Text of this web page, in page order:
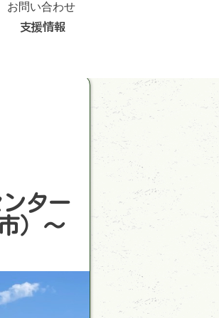
お問い合わせ
支援情報
ター
）～